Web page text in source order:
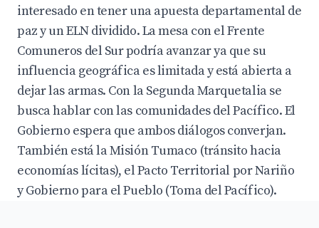
interesado en tener una apuesta departamental de
paz y un ELN dividido. La mesa con el Frente
Comuneros del Sur podría avanzar ya que su
influencia geográfica es limitada y está abierta a
dejar las armas. Con la Segunda Marquetalia se
busca hablar con las comunidades del Pacífico. El
Gobierno espera que ambos diálogos converjan.
También está la Misión Tumaco (tránsito hacia
economías lícitas), el Pacto Territorial por Nariño
y Gobierno para el Pueblo (Toma del Pacífico).